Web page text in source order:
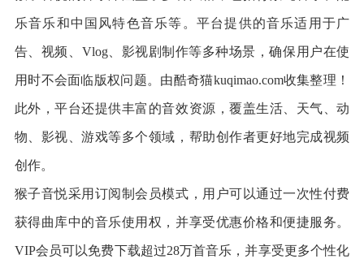
乐音乐和中国风特色音乐等。平台提供的音乐适用于广
告、视频、Vlog、影视剧制作等多种场景，确保用户在使
用时不会面临版权问题。由酷奇猫kuqimao.com收集整理！
此外，平台还提供丰富的音效资源，覆盖生活、天气、动
物、影视、游戏等多个领域，帮助创作者更好地完成视频
创作。
猴子音悦采用订阅制会员模式，用户可以通过一次性付费
获得曲库中的音乐使用权，并享受优惠价格和便捷服务。
VIP会员可以免费下载超过28万首音乐，并享受更多个性化